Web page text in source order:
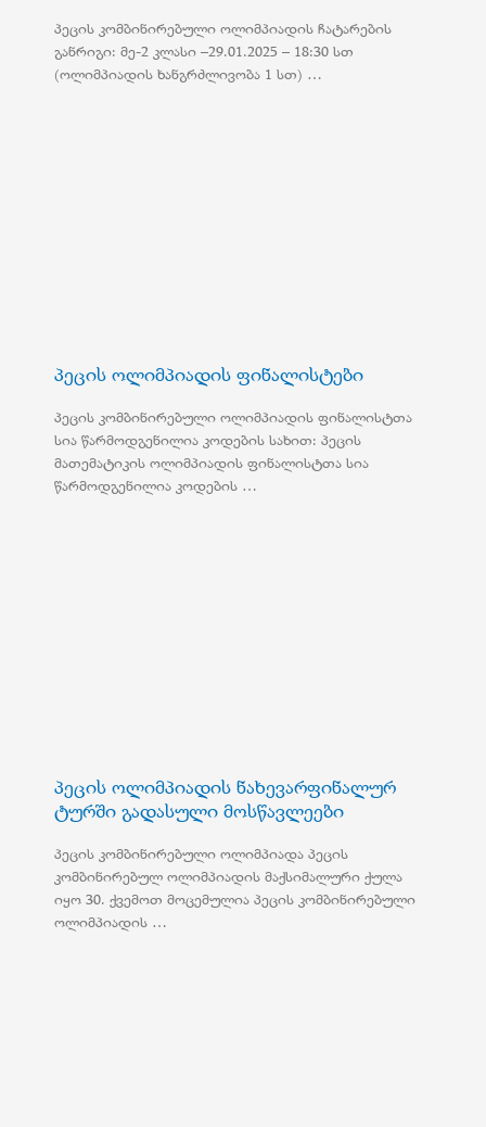
პეცის კომბინირებული ოლიმპიადის ჩატარების
განრიგი: მე-2 კლასი –29.01.2025 – 18:30 სთ
(ოლიმპიადის ხანგრძლივობა 1 სთ) …
პეცის ოლიმპიადის ფინალისტები
პეცის კომბინირებული ოლიმპიადის ფინალისტთა
სია წარმოდგენილია კოდების სახით: პეცის
მათემატიკის ოლიმპიადის ფინალისტთა სია
წარმოდგენილია კოდების …
პეცის ოლიმპიადის ნახევარფინალურ
ტურში გადასული მოსწავლეები
პეცის კომბინირებული ოლიმპიადა პეცის
კომბინირებულ ოლიმპიადის მაქსიმალური ქულა
იყო 30. ქვემოთ მოცემულია პეცის კომბინირებული
ოლიმპიადის …